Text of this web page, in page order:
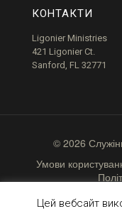
КОНТАКТИ
Ligonier Ministries
421 Ligonier Ct.
Sanford, FL 32771
© 2026
Умови
Цей вебсайт